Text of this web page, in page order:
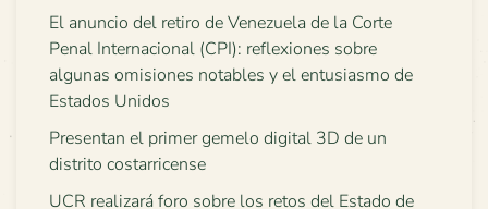
El anuncio del retiro de Venezuela de la Corte
Penal Internacional (CPI): reflexiones sobre
algunas omisiones notables y el entusiasmo de
Estados Unidos
Presentan el primer gemelo digital 3D de un
distrito costarricense
UCR realizará foro sobre los retos del Estado de